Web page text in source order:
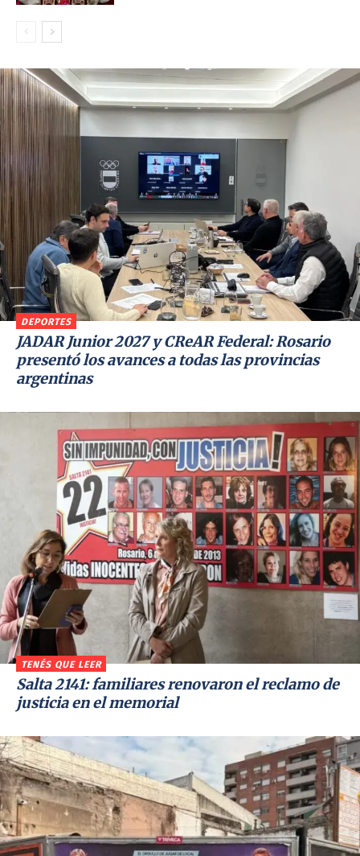
DEPORTES
JADAR Junior 2027 y CReAR Federal: Rosario
presentó los avances a todas las provincias
argentinas
TENÉS QUE LEER
Salta 2141: familiares renovaron el reclamo de
justicia en el memorial